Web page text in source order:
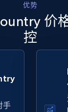
- Collects
Currency, Gtin,
874+
优势
价
控
手